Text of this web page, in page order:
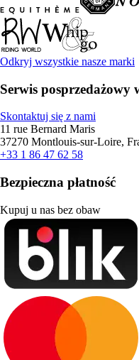
Odkryj wszystkie nasze marki
Serwis posprzedażowy
Skontaktuj się z nami
11 rue Bernard Maris
37270 Montlouis-sur-Loire,
+33 1 86 47 62 58
Bezpieczna płatność
Kupuj u nas bez obaw